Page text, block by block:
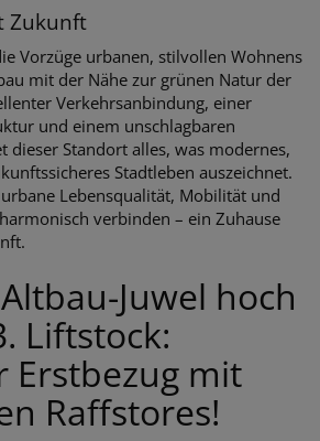
Zukunft
Vorzüge urbanen, stilvollen Wohnens
mit der Nähe zur grünen Natur der
Verkehrsanbindung, einer
und einem unschlagbaren
dieser Standort alles, was modernes,
Stadtleben auszeichnet.
Lebensqualität, Mobilität und
verbinden – ein Zuhause
Juwel hoch
Liftstock:
Erstbezug mit
Raffstores!